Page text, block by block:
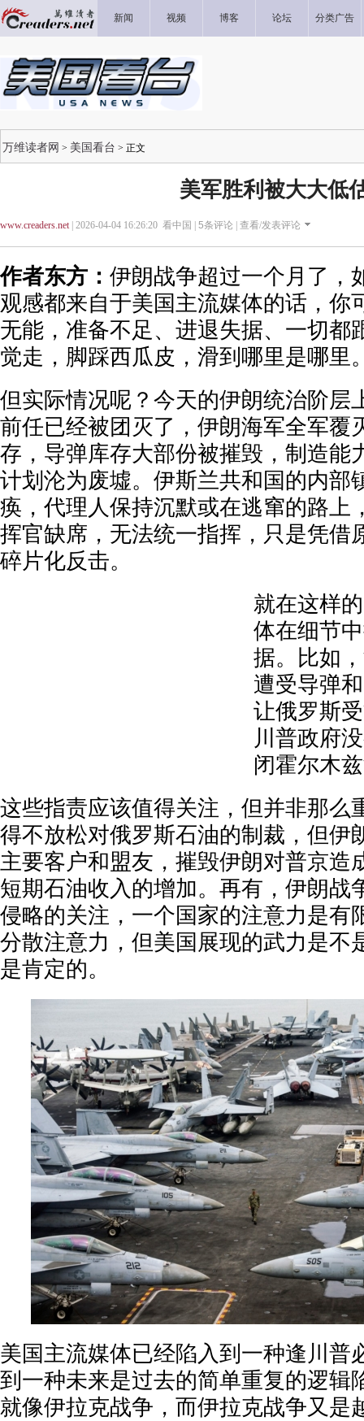
新闻 视频 博客 论坛 分类广告
万维读者网 > 美国看台 > 正文
美军胜利被大大低
www.creaders.net| 2026-04-04 16:26:20 看中国 | 5条评论 | 查看/发表评论
作者东方： 伊朗战争超过一个月了，
观感都来自于美国主流媒体的话，你
无能，准备不足、进退失据、一切都
觉走，脚踩西瓜皮，滑到哪里是哪里
但实际情况呢？今天的伊朗统治阶层
前任已经被团灭了，伊朗海军全军覆
存，导弹库存大部份被摧毁，制造能
计划沦为废墟。伊斯兰共和国的内部
痪，代理人保持沉默或在逃窜的路上
挥官缺席，无法统一指挥，只是凭借
碎片化反击。
就在这样
体在细节
据。比如
遭受导弹
让俄罗斯
川普政府
闭霍尔木
这些指责应该值得关注，但并非那么
得不放松对俄罗斯石油的制裁，但伊
主要客户和盟友，摧毁伊朗对普京造
短期石油收入的增加。再有，伊朗战
侵略的关注，一个国家的注意力是有
分散注意力，但美国展现的武力是不
是肯定的。
美国主流媒体已经陷入到一种逢川普
到一种未来是过去的简单重复的逻辑
就像伊拉克战争，而伊拉克战争又是